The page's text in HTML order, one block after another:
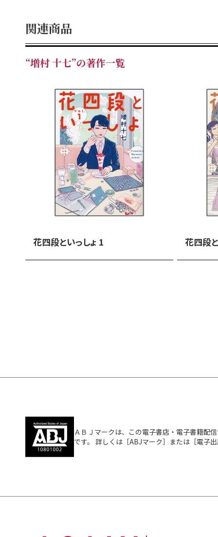
関連商品
“増村 十七”の著作一覧
花四段といっしょ 1 花四段
ＡＢＪマークは、この電子書店・電子書籍配
です。 詳しくは［ABJマーク］または［電子